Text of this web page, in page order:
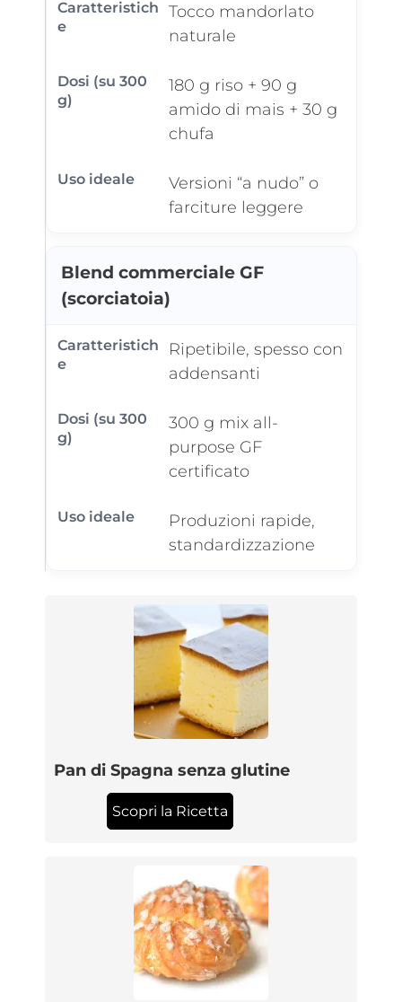
Tocco mandorlato
naturale
180 g riso + 90 g
amido di mais + 30 g
chufa
Versioni “a nudo” o
farciture leggere
Blend commerciale GF
(scorciatoia)
Ripetibile, spesso con
addensanti
300 g mix all-
purpose GF
certificato
Produzioni rapide,
standardizzazione
Pan di Spagna senza glutine
Scopri la Ricetta